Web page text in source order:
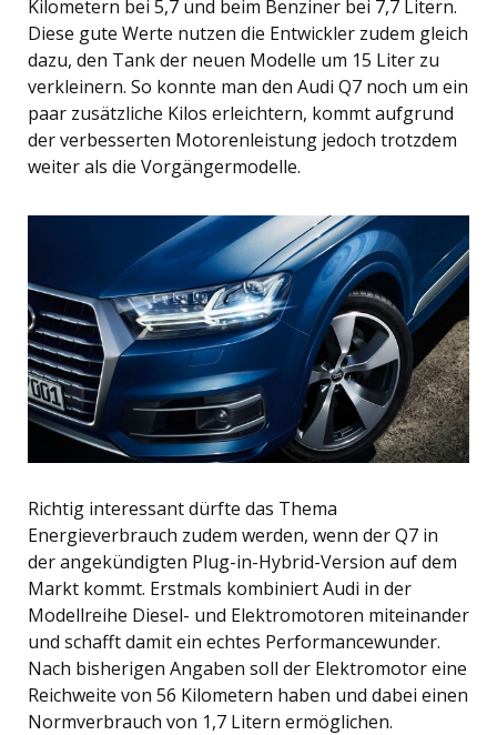
Kilometern bei 5,7 und beim Benziner bei 7,7 Litern.
Diese gute Werte nutzen die Entwickler zudem gleich
dazu, den Tank der neuen Modelle um 15 Liter zu
verkleinern. So konnte man den Audi Q7 noch um ein
paar zusätzliche Kilos erleichtern, kommt aufgrund
der verbesserten Motorenleistung jedoch trotzdem
weiter als die Vorgängermodelle.
Richtig interessant dürfte das Thema
Energieverbrauch zudem werden, wenn der Q7 in
der angekündigten Plug-in-Hybrid-Version auf dem
Markt kommt. Erstmals kombiniert Audi in der
Modellreihe Diesel- und Elektromotoren miteinander
und schafft damit ein echtes Performancewunder.
Nach bisherigen Angaben soll der Elektromotor eine
Reichweite von 56 Kilometern haben und dabei einen
Normverbrauch von 1,7 Litern ermöglichen.